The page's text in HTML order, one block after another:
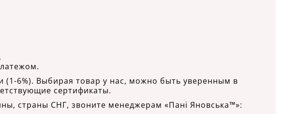
(1-6%). Выбирая товар у нас, можно быть уверенным в
сертификаты.
страны СНГ, звоните менеджерам «Пані Яновська™»: